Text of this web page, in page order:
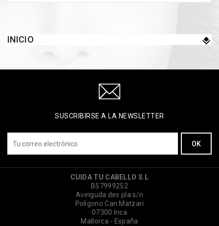
INICIO
SUSCRIBIRSE A LA NEWSLETTER
CUIDA TU CABELLO S.L
B57999252
Avinguda des pla s/n
Polígono Can Matzari
07300 Inca
Mallorca - España